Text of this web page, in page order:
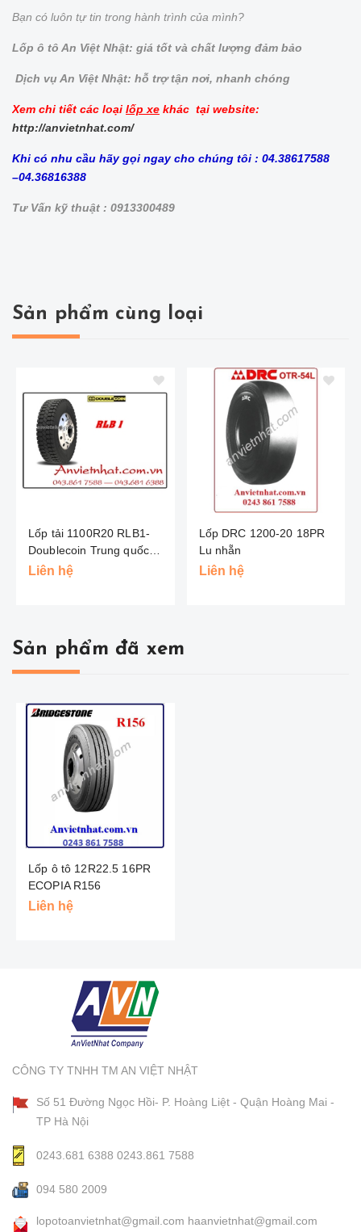
Bạn có luôn tự tin trong hành trình của mình?
Lốp ô tô An Việt Nhật: giá tốt và chất lượng đảm bảo
Dịch vụ An Việt Nhật: hỗ trợ tận nơi, nhanh chóng
Xem chi tiết các loại lốp xe khác tại website:
http://anvietnhat.com/
Khi có nhu cầu hãy gọi ngay cho chúng tôi : 04.38617588
–04.36816388
Tư Vấn kỹ thuật : 0913300489
Sản phẩm cùng loại
Lốp tải 1100R20 RLB1-
Doublecoin Trung quốc
(Hai Đồng Tiền )
Liên hệ
Lốp DRC 1200-20 18PR
Lu nhẵn
Liên hệ
Sản phẩm đã xem
Lốp ô tô 12R22.5 16PR
ECOPIA R156
BRIDGESTONE - THÁI
Liên hệ
CÔNG TY TNHH TM AN VIỆT NHẬT
Số 51 Đường Ngọc Hồi- P. Hoàng Liệt - Quận Hoàng Mai -
TP Hà Nội
0243.681 6388 0243.861 7588
094 580 2009
lopotoanvietnhat@gmail.com haanvietnhat@gmail.com